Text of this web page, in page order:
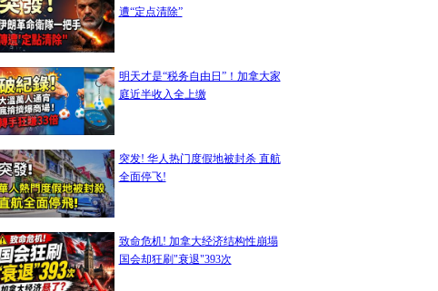
遭“定点清除”
明天才是“税务自由日”！加拿大家
庭近半收入全上缴
突发! 华人热门度假地被封杀 直航
全面停飞!
致命危机! 加拿大经济结构性崩塌
国会却狂刷"衰退"393次